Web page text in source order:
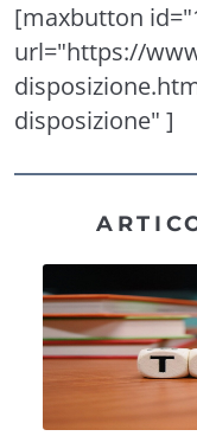
[maxbutton
url="https://
disposizione" ]